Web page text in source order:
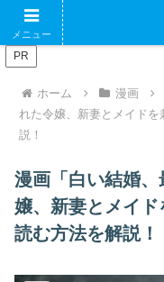
ブログで収
PR
ホーム 漫画
れた令嬢、新妻とメイド
説！
漫画「白い結婚
嬢、新妻とメイ
読む方法を解説！
メニュー